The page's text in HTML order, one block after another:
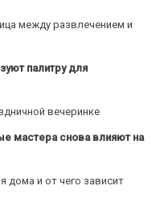
между развлечением и
палитру для
вечеринке
мастера снова влияют на
дома и от чего зависит